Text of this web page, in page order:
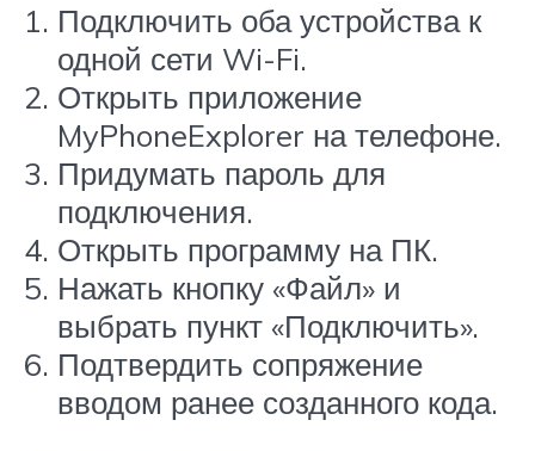
Подключить оба устройства к
одной сети Wi-Fi.
Открыть приложение
MyPhoneExplorer на телефоне.
Придумать пароль для
подключения.
Открыть программу на ПК.
Нажать кнопку «Файл» и
выбрать пункт «Подключить».
Подтвердить сопряжение
вводом ранее созданного кода.